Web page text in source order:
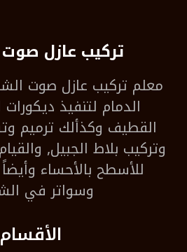
تركيب عازل
معلم تركيب عازل صوت
الدمام لتنفيذ ديكورات
القطيف وكذألك ترميم
وتركيب بلاط الجبيل,
للأسطح بالأحساء
وسواتر في
الأقسام